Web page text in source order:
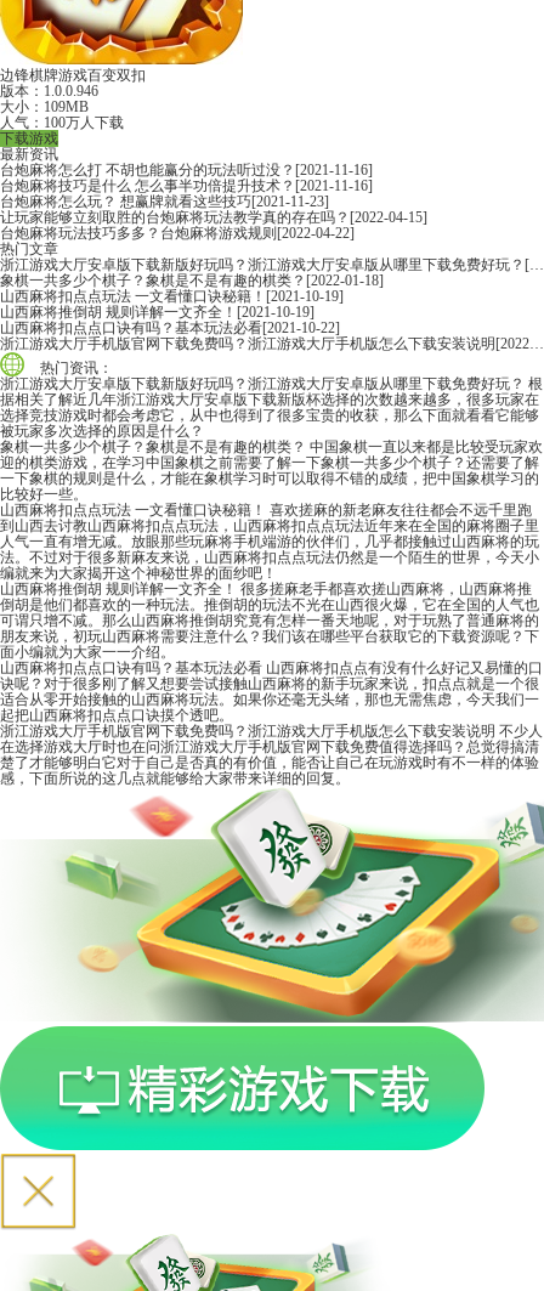
边锋棋牌游戏百变双扣
版本：1.0.0.946
大小：109MB
人气：100万人下载
下载游戏
最新资讯
台炮麻将怎么打 不胡也能赢分的玩法听过没？ [2021-11-16]
台炮麻将技巧是什么 怎么事半功倍提升技术？ [2021-11-16]
台炮麻将怎么玩？ 想赢牌就看这些技巧[2021-11-23]
让玩家能够立刻取胜的台炮麻将玩法教学真的存在吗？ [2022-04-15]
台炮麻将玩法技巧多多？台炮麻将游戏规则 [2022-04-22]
热门文章
浙江游戏大厅安卓版下载新版好玩吗？浙江游戏大厅安卓版从哪里下载免费好玩？ [2022-06-16]
象棋一共多少个棋子？象棋是不是有趣的棋类？ [2022-01-18]
山西麻将扣点点玩法 一文看懂口诀秘籍！ [2021-10-19]
山西麻将推倒胡 规则详解一文齐全！ [2021-10-19]
山西麻将扣点点口诀有吗？基本玩法必看[2021-10-22]
浙江游戏大厅手机版官网下载免费吗？浙江游戏大厅手机版怎么下载安装说明 [2022-06-16]
热门资讯：
浙江游戏大厅安卓版下载新版好玩吗？浙江游戏大厅安卓版从哪里下载免费好玩？ 根
据相关了解近几年浙江游戏大厅安卓版下载新版杯选择的次数越来越多，很多玩家在
选择竞技游戏时都会考虑它，从中也得到了很多宝贵的收获，那么下面就看看它能够
被玩家多次选择的原因是什么？
象棋一共多少个棋子？象棋是不是有趣的棋类？ 中国象棋一直以来都是比较受玩家欢
迎的棋类游戏，在学习中国象棋之前需要了解一下象棋一共多少个棋子？还需要了解
一下象棋的规则是什么，才能在象棋学习时可以取得不错的成绩，把中国象棋学习的
比较好一些。
山西麻将扣点点玩法 一文看懂口诀秘籍！ 喜欢搓麻的新老麻友往往都会不远千里跑
到山西去讨教山西麻将扣点点玩法，山西麻将扣点点玩法近年来在全国的麻将圈子里
人气一直有增无减。放眼那些玩麻将手机端游的伙伴们，几乎都接触过山西麻将的玩
法。不过对于很多新麻友来说，山西麻将扣点点玩法仍然是一个陌生的世界，今天小
编就来为大家揭开这个神秘世界的面纱吧！
山西麻将推倒胡 规则详解一文齐全！ 很多搓麻老手都喜欢搓山西麻将，山西麻将推
倒胡是他们都喜欢的一种玩法。推倒胡的玩法不光在山西很火爆，它在全国的人气也
可谓只增不减。那么山西麻将推倒胡究竟有怎样一番天地呢，对于玩熟了普通麻将的
朋友来说，初玩山西麻将需要注意什么？我们该在哪些平台获取它的下载资源呢？下
面小编就为大家一一介绍。
山西麻将扣点点口诀有吗？基本玩法必看 山西麻将扣点点有没有什么好记又易懂的口
诀呢？对于很多刚了解又想要尝试接触山西麻将的新手玩家来说，扣点点就是一个很
适合从零开始接触的山西麻将玩法。如果你还毫无头绪，那也无需焦虑，今天我们一
起把山西麻将扣点点口诀摸个透吧。
浙江游戏大厅手机版官网下载免费吗？浙江游戏大厅手机版怎么下载安装说明 不少人
在选择游戏大厅时也在问浙江游戏大厅手机版官网下载免费值得选择吗？总觉得搞清
楚了才能够明白它对于自己是否真的有价值，能否让自己在玩游戏时有不一样的体验
感，下面所说的这几点就能够给大家带来详细的回复。